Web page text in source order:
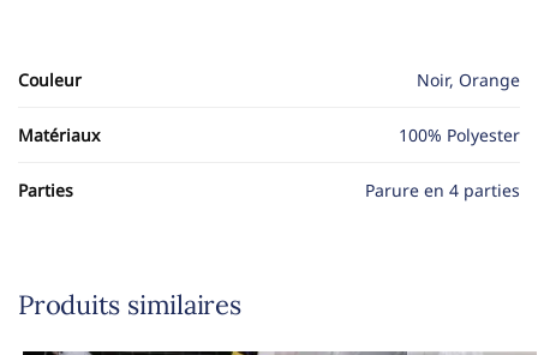
Couleur Noir, Orange
Matériaux 100% Polyester
Parties Parure en 4 parties
Produits similaires